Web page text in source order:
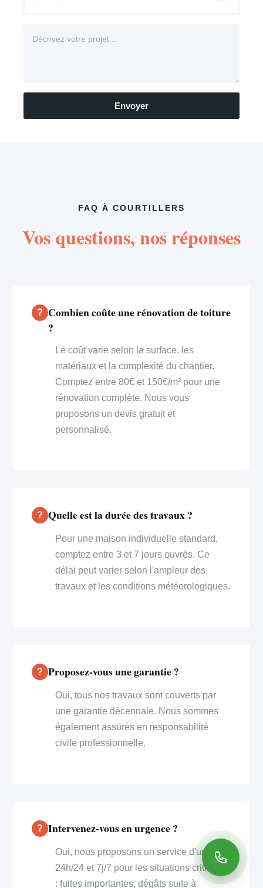
Envoyer
FAQ À COURTILLERS
Vos questions, nos réponses
Combien coûte une rénovation de toiture
?
Le coût varie selon la surface, les
matériaux et la complexité du chantier.
Comptez entre 80€ et 150€/m² pour une
rénovation complète. Nous vous
proposons un devis gratuit et
personnalisé.
Quelle est la durée des travaux ?
Pour une maison individuelle standard,
comptez entre 3 et 7 jours ouvrés. Ce
délai peut varier selon l'ampleur des
travaux et les conditions météorologiques.
Proposez-vous une garantie ?
Oui, tous nos travaux sont couverts par
une garantie décennale. Nous sommes
également assurés en responsabilité
civile professionnelle.
Intervenez-vous en urgence ?
Oui, nous proposons un service d'urgence
24h/24 et 7j/7 pour les situations critiques
: fuites importantes, dégâts suite à